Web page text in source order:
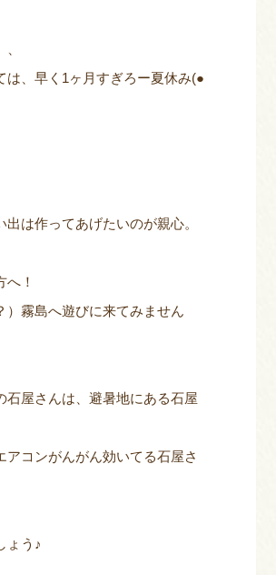
は、早く1ヶ月すぎろー夏休み(●
出は作ってあげたいのが親心。
へ！
）霧島へ遊びに来てみません
石屋さんは、避暑地にある石屋
アコンがんがん効いてる石屋さ
ょう♪